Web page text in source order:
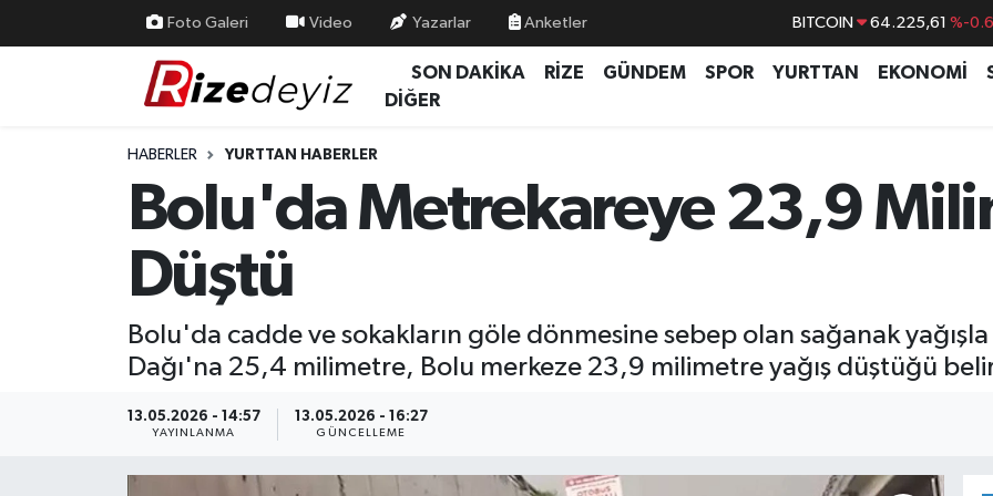
Foto Galeri Video Yazarlar Anketler BITCOIN 64.225,61 %-
DOLAR 47,7143
GRAM ALTIN 6574.81
BİST100 13.799
SON DAKİKA RİZE GÜNDEM SPOR YURTTAN EKONOMİ
DİĞER
HABERLER YURTTAN HABERLER
Bolu'da Metrekareye 23,9
Düştü
Bolu'da cadde ve sokakların göle dönmesine sebep olan sağanak
Dağı'na 25,4 milimetre, Bolu merkeze 23,9 milimetre yağış düştüğü
13.05.2026 - 14:57
YAYINLANMA
13.05.2026 - 16:27
GÜNCELLEME
Yurttan Haberler
Ekonomi
Rize Nöbetçi Eczaneler
Rize Trafik Yoğunluk Haritası
Süper Lig Puan Durumu ve Fikstür
Son Dakika Haberleri
Haber Arşivi